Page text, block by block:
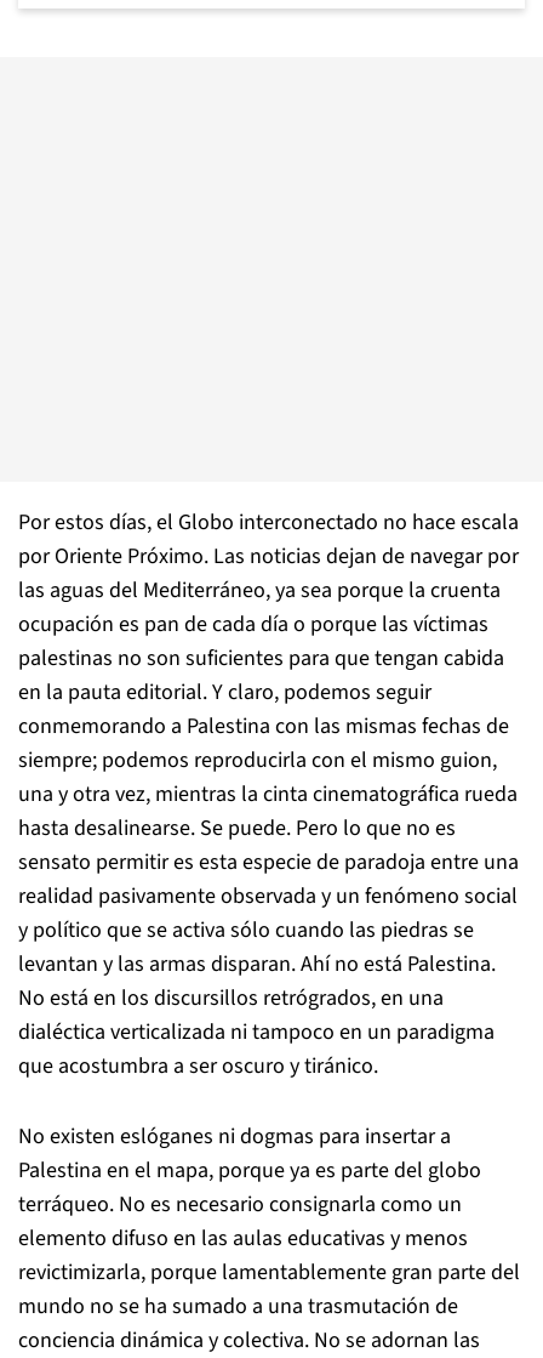
Por estos días, el Globo interconectado no hace escala
por Oriente Próximo. Las noticias dejan de navegar por
las aguas del Mediterráneo, ya sea porque la cruenta
ocupación es pan de cada día o porque las víctimas
palestinas no son suficientes para que tengan cabida
en la pauta editorial. Y claro, podemos seguir
conmemorando a Palestina con las mismas fechas de
siempre; podemos reproducirla con el mismo guion,
una y otra vez, mientras la cinta cinematográfica rueda
hasta desalinearse. Se puede. Pero lo que no es
sensato permitir es esta especie de paradoja entre una
realidad pasivamente observada y un fenómeno social
y político que se activa sólo cuando las piedras se
levantan y las armas disparan. Ahí no está Palestina.
No está en los discursillos retrógrados, en una
dialéctica verticalizada ni tampoco en un paradigma
que acostumbra a ser oscuro y tiránico.
No existen eslóganes ni dogmas para insertar a
Palestina en el mapa, porque ya es parte del globo
terráqueo. No es necesario consignarla como un
elemento difuso en las aulas educativas y menos
revictimizarla, porque lamentablemente gran parte del
mundo no se ha sumado a una trasmutación de
conciencia dinámica y colectiva. No se adornan las